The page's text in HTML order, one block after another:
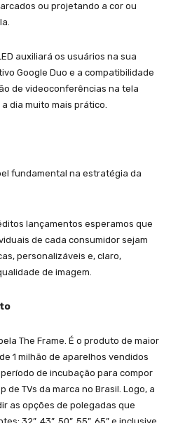
ou projetando a cor ou
auxiliará os usuários na sua
Google Duo e a compatibilidade
de videoconferências na tela
dia muito mais prático.
fundamental na estratégia da
lançamentos esperamos que
de cada consumidor sejam
personalizáveis e, claro,
de imagem.
The Frame. É o produto de maior
1 milhão de aparelhos vendidos
de incubação para compor
TVs da marca no Brasil. Logo, a
as opções de polegadas que